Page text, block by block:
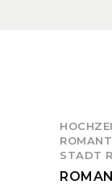
STADT